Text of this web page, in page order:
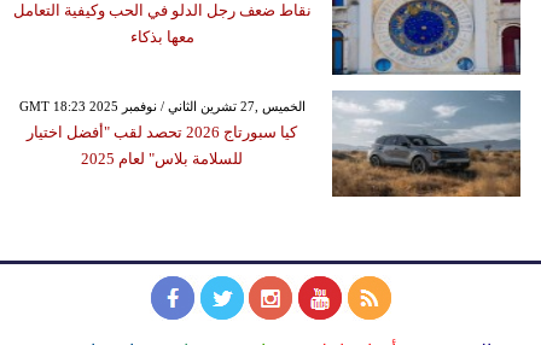
نقاط ضعف رجل الدلو في الحب وكيفية التعامل
معها بذكاء
GMT 18:23 2025 الخميس ,27 تشرين الثاني / نوفمبر
كيا سبورتاج 2026 تحصد لقب "أفضل اختيار
للسلامة بلاس" لعام 2025